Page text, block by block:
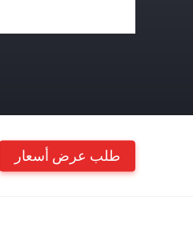
طلب عرض أسعار